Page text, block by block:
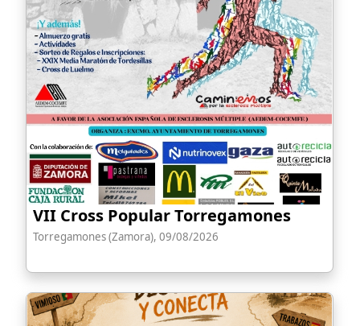
VII Cross Popular Torregamones
Torregamones (Zamora), 09/08/2026